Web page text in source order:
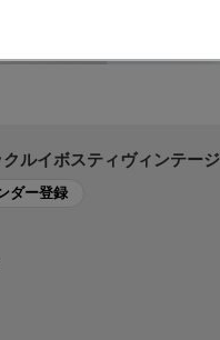
ルイボスティヴィンテージ
ダー登録